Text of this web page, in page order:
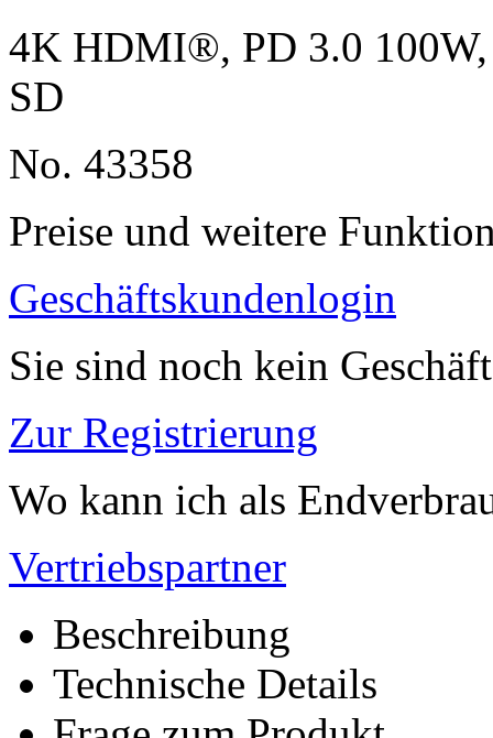
4K HDMI®, PD 3.0
SD
No. 43358
Preise und weitere
Geschäftskundenlogin
Sie sind noch kein
Zur Registrierung
Wo kann ich als
Vertriebspartner
Beschreibung
Technische Details